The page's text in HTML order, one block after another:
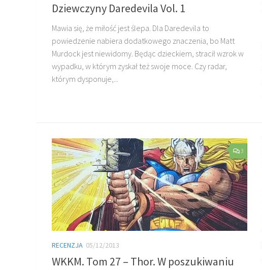
Dziewczyny Daredevila Vol. 1
Mawia się, że miłość jest ślepa. Dla Daredevila to
powiedzenie nabiera dodatkowego znaczenia, bo Matt
Murdock jest niewidomy. Będąc dzieckiem, stracił wzrok w
wypadku, w którym zyskał też swoje moce. Czy radar,
którym dysponuje,...
3
RECENZJA 05/12/2013
WKKM. Tom 27 – Thor. W poszukiwaniu